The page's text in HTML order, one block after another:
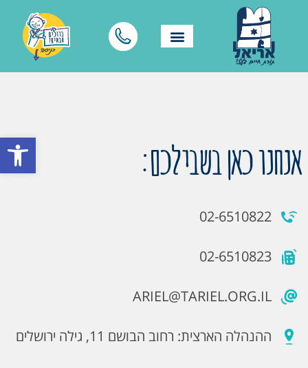
פתח אנחנו כאן בשבילכם:
02-6510822
02-6510823
ARIEL@TARIEL.ORG.IL
ההנהלה הארצית: רחוב הבושם 11, גילה ירושלים